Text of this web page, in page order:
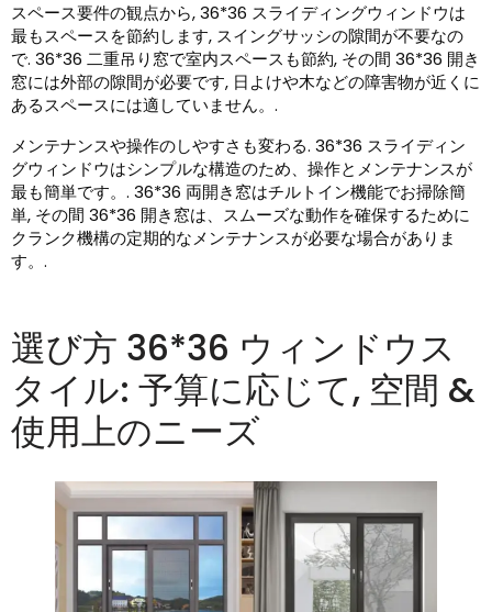
スペース要件の観点から, 36*36 スライディングウィンドウは
最もスペースを節約します, スイングサッシの隙間が不要なの
で. 36*36 二重吊り窓で室内スペースも節約, その間 36*36 開き
窓には外部の隙間が必要です, 日よけや木などの障害物が近くに
あるスペースには適していません。.
メンテナンスや操作のしやすさも変わる. 36*36 スライディン
グウィンドウはシンプルな構造のため、操作とメンテナンスが
最も簡単です。. 36*36 両開き窓はチルトイン機能でお掃除簡
単, その間 36*36 開き窓は、スムーズな動作を確保するために
クランク機構の定期的なメンテナンスが必要な場合がありま
す。.
選び方 36*36 ウィンドウス
タイル: 予算に応じて, 空間 &
使用上のニーズ